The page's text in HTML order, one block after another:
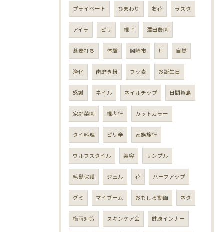
プライベート ひまわり お花 ラスタ
アイラ ピザ 親子 澤田農園
蕎麦打ち 体験 岡崎市 川 自然
浄化 歯磨き粉 フッ素 お誕生日
感謝 ネイル ネイルチップ 日間賀島
家庭菜園 親孝行 カットカラー
タイ料理 ピリ辛 家族旅行
ウルフスタイル 美容 サンプル
毛髪保護 ジェル 花 ハーフアップ
グミ マイブーム おもしろ動画 ネタ
梅雨対策 スキンケア会 健康インナー